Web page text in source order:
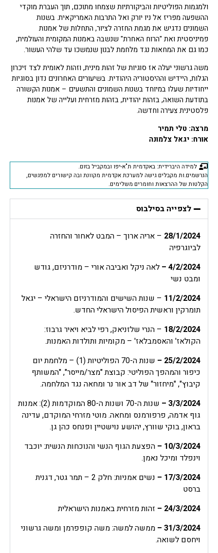
ולמגמות הפוליטיות והביקורתיות שצמחו מתוכם, תוך העברת מוקדי
ההשפעה מפריז אל ניו יורק ואל התרבות האמריקאית. בשנות
השמונים נדגיש את מגמת החזרה לציור, התחלות של אמנות
פמיניסטית ואת "הרוח האחרת" שנשבה באמנות המקומית והעולמית,
כמו גם את המחאות נגד מלחמת לבנון שנמשכו עד שלהי העשור.
משה גרשוני יעלה אז סוגיות של זהות מינית, וזהות לאומית לצד זיכרון
הגלות, היידיש וההיסטוריה היהודית. בשיעורים האחרונים נדון בסוגיות
ייחודיות שעלו במיוחד בשנות השמונים והתשעים – אמנות הקשורה
בתודעת השואה, בזהות יהודית, בזהות מזרחית ועלייה של אמנות
פלסטינית צעירה וחדשה.
מרצה: טלי תמיר
אורח: יגאל צלמונה
למידה היברידית: באקדמית ת"א-יפו ובמקביל בזום.
הנרשמים.ות מקבלים גישה למערכת אקדמית מקוונת ובה קישורים למפגשים,
הקלטות של ההרצאות וחומרים משלימים.
לצפייה בסילבוס
28/1/2024 – אריה ארוך – המבט לאחור והחזרה
לביוגרפיה
4/2/2024
– לאה ניקל ואביבה אורי – מודרניזם, גודש
ומבט נשי
11/2/2024 – שנות השישים והמודרניזם הישראלי – יגאל
תומרקין וראשית הפיסול הישראלי החדש.
18/2/2024 – הנרי שלזניאק, רפי לביא ויאיר גרבוז:
הקולאז' והאסמבלאז' – מקומיות ותולדות האמנות.
25/2/2024
–
שנות ה-70 הפוליטיות (1) – מלחמת יום
כיפור והמהפך הפוליטי: קבוצת "מצר/מייסר", "המשותף
קיבוץ", "מיחזור" של דב אור נר ומחאה נגד המלחמה.
3/3/2024 –
שנות ה-70 ושנות ה-80 המוקדמות (2): אמנות
גוף אדמה, פרפורמנס ומחאה. מוטי מזרחי המוקדם, עדינה
בראון, בוקי שוורץ, יהושע נוישטיין ופנחס כהן גן.
10/3/2024
– הפצעת הגוף הנשי והנוכחות הנשית: יוכבד
וינפלד ומיכל נאמן.
17/3/2024
–
נשים אמניות: חלק 2 – תמר גטר, דגנית
ברסט
24/3/2024
– זהות מזרחית באמנות הישראלית
31/3/2024
– ממשה למשה: משה קופפרמן ומשה גרשוני
ויחסם לשואה.